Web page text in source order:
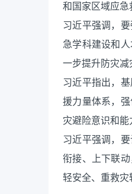
和国家区域应急
习近平强调，
急学科建设和
一步提升防灾减
习近平指出，
援力量体系，
灾避险意识和能
习近平强调，
衔接、上下联
轻安全、重救灾